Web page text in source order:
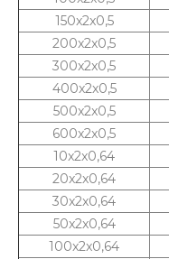
150x2x0,5
200x2x0,5
300x2x0,5
400x2x0,5
500x2x0,5
600x2x0,5
10x2x0,64
20x2x0,64
30x2x0,64
50x2x0,64
100x2x0,64